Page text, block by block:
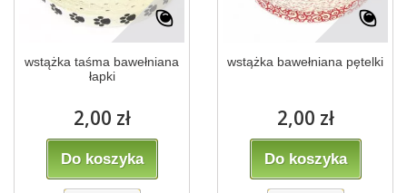
wstążka taśma bawełniana
łapki
2,00 zł
Do koszyka
wstążka bawełniana pętelki
2,00 zł
Do koszyka